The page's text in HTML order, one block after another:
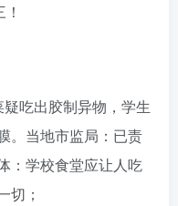
吃出胶制异物，学生
。当地市监局：已责
：学校食堂应让人吃
切；